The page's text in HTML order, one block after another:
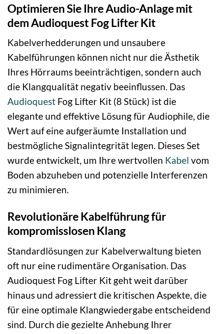
Optimieren Sie Ihre Audio-Anlage mit
dem Audioquest Fog Lifter Kit
Kabelverhedderungen und unsaubere
Kabelführungen können nicht nur die Ästhetik
Ihres Hörraums beeinträchtigen, sondern auch
die Klangqualität negativ beeinflussen. Das
Audioquest Fog Lifter Kit (8 Stück) ist die
elegante und effektive Lösung für Audiophile, die
Wert auf eine aufgeräumte Installation und
bestmögliche Signalintegrität legen. Dieses Set
wurde entwickelt, um Ihre wertvollen Kabel vom
Boden abzuheben und potenzielle Interferenzen
zu minimieren.
Revolutionäre Kabelführung für
kompromisslosen Klang
Standardlösungen zur Kabelverwaltung bieten
oft nur eine rudimentäre Organisation. Das
Audioquest Fog Lifter Kit geht weit darüber
hinaus und adressiert die kritischen Aspekte, die
für eine optimale Klangwiedergabe entscheidend
sind. Durch die gezielte Anhebung Ihrer